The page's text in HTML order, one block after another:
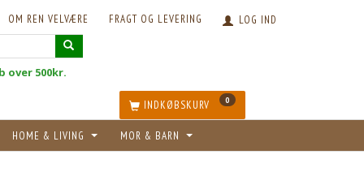
LOG IND
FRAGT OG LEVERING
OM REN VELVÆRE
over 500kr.
INDKØBSKURV 0
HOME & LIVING MOR & BARN